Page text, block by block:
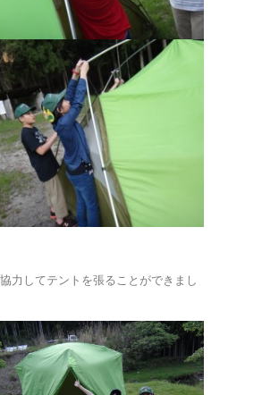
力してテントを張ることができまし